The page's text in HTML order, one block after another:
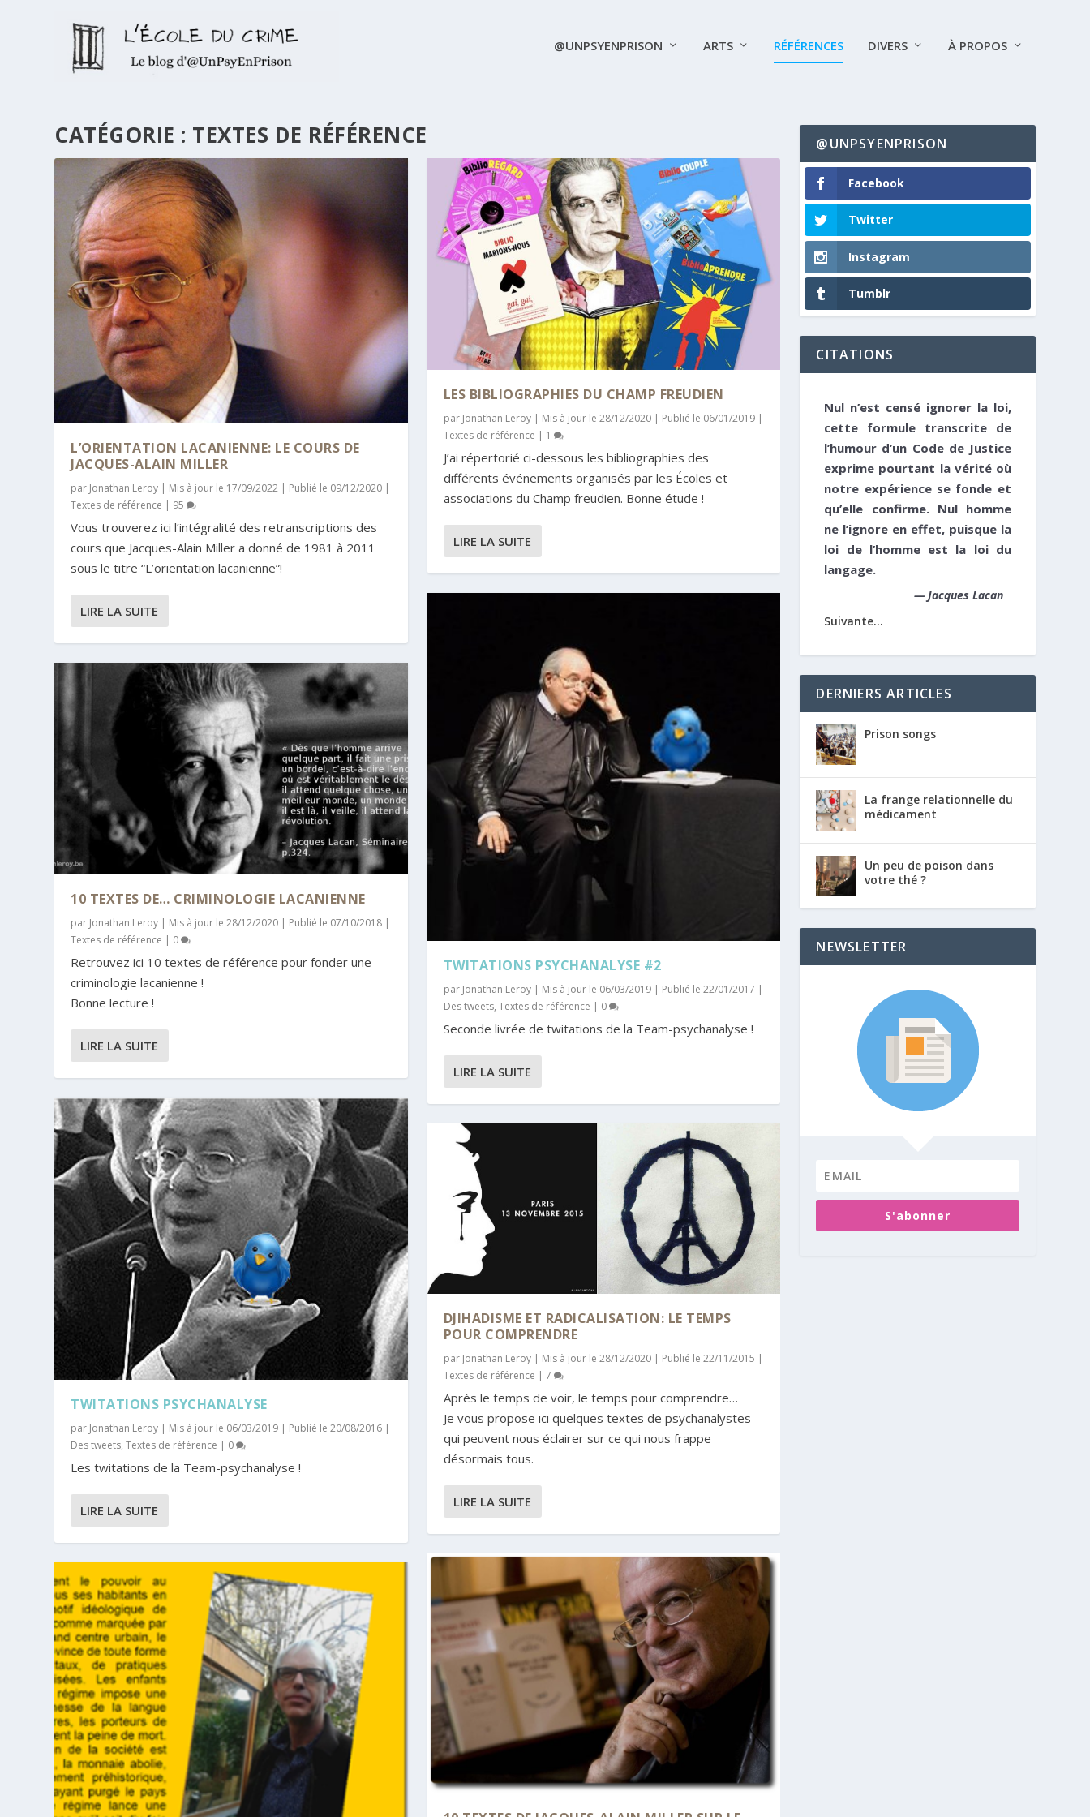
@UNPSYENPRISON ARTS RÉFÉRENCES DIVERS À PROPOS
CATÉGORIE : TEXTES DE RÉFÉRENCE
L’ORIENTATION LACANIENNE: LE COURS DE
JACQUES-ALAIN MILLER
par Jonathan Leroy | Mis à jour le 17/09/2022 | Publié le 09/12/2020 |
Textes de référence | 95
Vous trouverez ici l’intégralité des retranscriptions des
cours que Jacques-Alain Miller a donné de 1981 à 2011
sous le titre “L’orientation lacanienne”!
LIRE LA SUITE
10 TEXTES DE… CRIMINOLOGIE LACANIENNE
par Jonathan Leroy | Mis à jour le 28/12/2020 | Publié le 07/10/2018 |
Textes de référence | 0
Retrouvez ici 10 textes de référence pour fonder une
criminologie lacanienne !
Bonne lecture !
LIRE LA SUITE
TWITATIONS PSYCHANALYSE
par Jonathan Leroy | Mis à jour le 06/03/2019 | Publié le 20/08/2016 |
Des tweets,Textes de référence | 0
Les twitations de la Team-psychanalyse !
LIRE LA SUITE
LES BIBLIOGRAPHIES DU CHAMP FREUDIEN
par Jonathan Leroy| Mis à jour le 28/12/2020 | Publié le 06/01/2019|
Textes de référence | 1
J’ai répertorié ci-dessous les bibliographies des
différents événements organisés par les Écoles et
associations du Champ freudien. Bonne étude !
LIRE LA SUITE
TWITATIONS PSYCHANALYSE #2
par Jonathan Leroy| Mis à jour le 06/03/2019 | Publié le 22/01/2017 |
Des tweets, Textes de référence | 0
Seconde livrée de twitations de la Team-psychanalyse !
LIRE LA SUITE
DJIHADISME ET RADICALISATION: LE TEMPS
POUR COMPRENDRE
par Jonathan Leroy| Mis à jour le 28/12/2020 | Publié le 22/11/2015 |
Textes de référence | 7
Après le temps de voir, le temps pour comprendre…
Je vous propose ici quelques textes de psychanalystes
qui peuvent nous éclairer sur ce qui nous frappe
désormais tous.
LIRE LA SUITE
@UNPSYENPRISON
Facebook
Twitter
Instagram
Tumblr
CITATIONS
Nul n’est censé ignorer la loi,
cette formule transcrite de
l’humour d’un Code de Justice
exprime pourtant la vérité où
notre expérience se fonde et
qu’elle confirme. Nul homme
ne l’ignore en effet, puisque la
loi de l’homme est la loi du
langage.
— Jacques Lacan
Suivante...
DERNIERS ARTICLES
Prison songs
La frange relationnelle du
médicament
Un peu de poison dans
votre thé ?
NEWSLETTER
S'abonner